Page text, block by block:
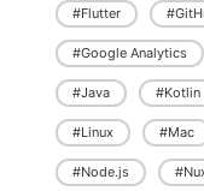
#Flutter
#Google Analytics
#Java #Kotlin
#Linux #Mac
#Node.js